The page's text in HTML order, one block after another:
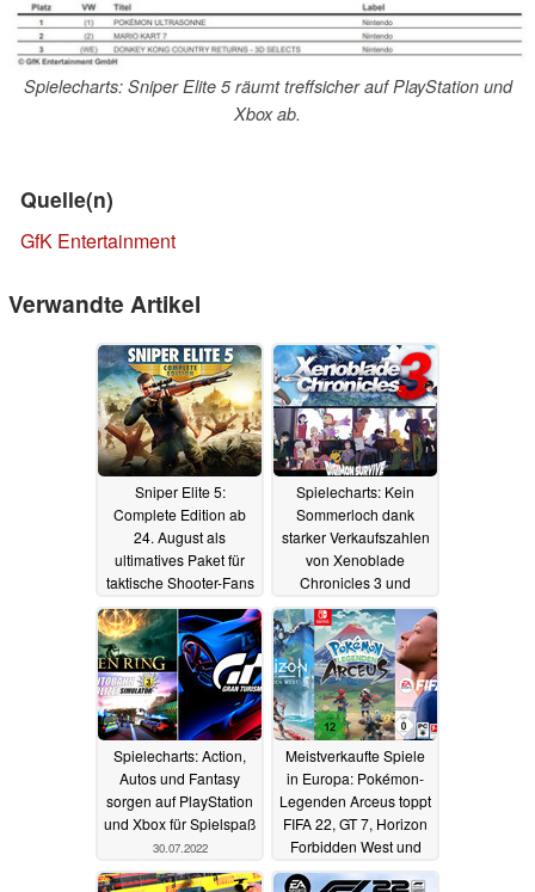
Spielecharts: Sniper Elite 5 räumt treffsicher auf PlayStation und
Xbox ab.
Quelle(n)
GfK Entertainment
Verwandte Artikel
Sniper Elite 5:
Complete Edition ab
24. August als
ultimatives Paket für
taktische Shooter-Fans
21.08.2023
Spielecharts: Kein
Sommerloch dank
starker Verkaufszahlen
von Xenoblade
Chronicles 3 und
Digimon Survive
09.08.2022
Spielecharts: Action,
Autos und Fantasy
sorgen auf PlayStation
und Xbox für Spielspaß
30.07.2022
Meistverkaufte Spiele
in Europa: Pokémon-
Legenden Arceus toppt
FIFA 22, GT 7, Horizon
Forbidden West und
Elden Ring19.07.2022